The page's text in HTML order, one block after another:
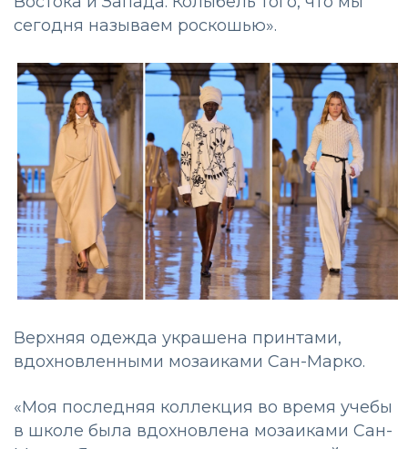
сегодня называем роскошью».
Верхняя одежда украшена принтами,
вдохновленными мозаиками Сан-Марко.
«Моя последняя коллекция во время учебы
в школе была вдохновлена мозаиками Сан-